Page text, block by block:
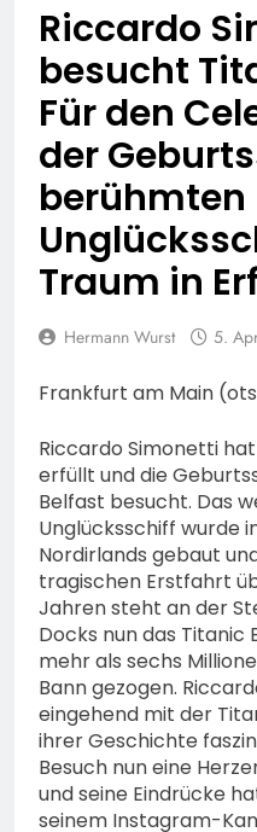
Riccardo
besucht
Für den
der
berühmten
Traum in
Hermann Wurst 5.
Frankfurt am Main
Riccardo Simonetti
erfüllt und die
Belfast besucht. Das
Unglücksschiff wurde
Nordirlands gebaut
tragischen Erstfahrt
Jahren steht an der
Docks nun das
mehr als sechs
Bann gezogen.
eingehend mit der
ihrer Geschichte
Besuch nun eine
und seine Eindrücke
seinem Instagram-